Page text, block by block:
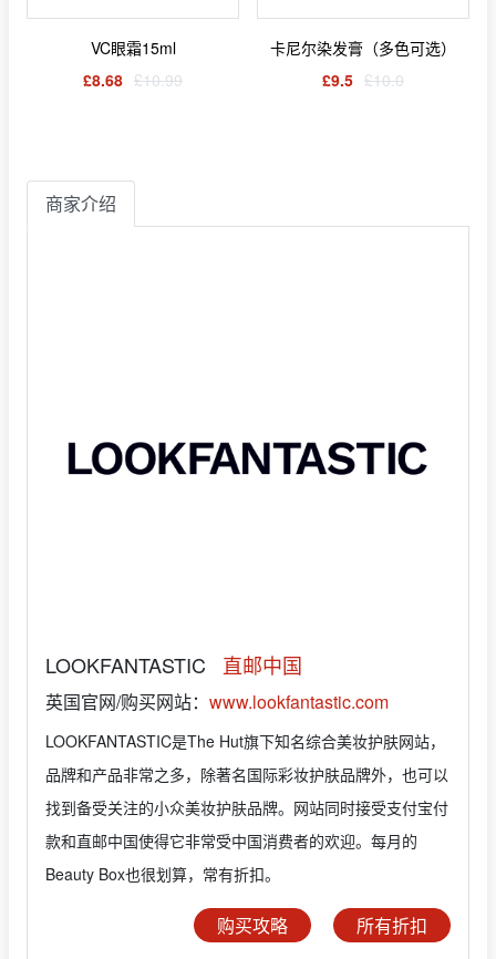
VC眼霜15ml
£8.68 £10.99
卡尼尔染发膏（多色可选）
£9.5 £10.0
商家介绍
LOOKFANTASTIC 直邮中国
英国官网/购买网站： www.lookfantastic.com
LOOKFANTASTIC是The Hut旗下知名综合美妆护肤网站，
品牌和产品非常之多，除著名国际彩妆护肤品牌外，也可以
找到备受关注的小众美妆护肤品牌。网站同时接受支付宝付
款和直邮中国使得它非常受中国消费者的欢迎。每月的
Beauty Box也很划算，常有折扣。
购买攻略 所有折扣